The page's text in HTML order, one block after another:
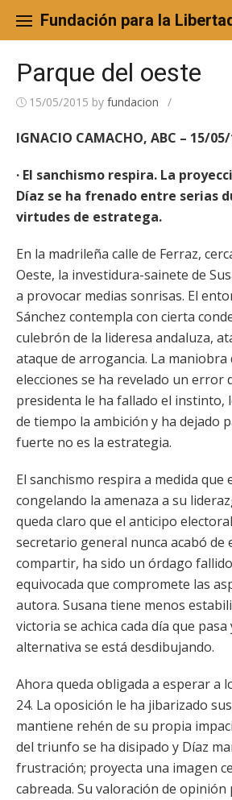
content
Fundación para la
Parque del oeste
15/05/2015 by fundacion /
IGNACIO CAMACHO, ABC – 15/
· El sanchismo respira. La
Díaz se ha frenado entre serias
virtudes de estratega.
En la madrileña calle de Ferraz,
Oeste, la investidura-sainete de
a provocar medias sonrisas. El
Sánchez contempla con cierta
culebrón de la lideresa andaluza,
ataque de arrogancia. La maniobra
elecciones se ha revelado un error
presidenta le ha fallado el instinto,
de tiempo la ambición y ha dejado
fuerte no es la estrategia.
El sanchismo respira a medida que
congelando la amenaza a su
queda claro que el anticipo
secretario general nunca acabó de
compartir, ha sido un órdago
equivocada que compromete las
autora. Susana tiene menos
victoria se achica cada día que
alternativa se está desdibujando.
Ahora queda obligada a esperar a
24. La oposición le ha jibarizado
mantiene rehén de su propia
del triunfo se ha disipado y Díaz
frustración; proyecta una imagen
cabreada. Su valoración de